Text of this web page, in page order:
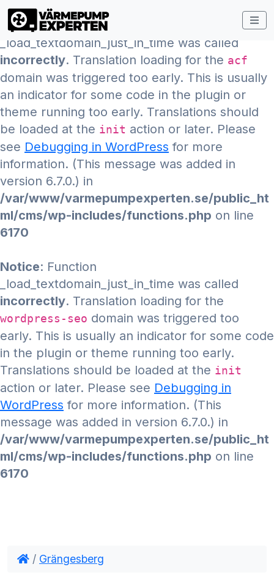
Notice: Function
_load_textdomain_just_in_time was called
incorrectly. Translation loading for the acf
domain was triggered too early. This is usually
an indicator for some code in the plugin or
theme running too early. Translations should
be loaded at the init action or later. Please
see Debugging in WordPress for more
information. (This message was added in
version 6.7.0.) in
/var/www/varmepumpexperten.se/public_ht
ml/cms/wp-includes/functions.php on line
6170
Notice: Function
_load_textdomain_just_in_time was called
incorrectly. Translation loading for the
wordpress-seo domain was triggered too
early. This is usually an indicator for some code
in the plugin or theme running too early.
Translations should be loaded at the init
action or later. Please see Debugging in
WordPress for more information. (This
message was added in version 6.7.0.) in
/var/www/varmepumpexperten.se/public_ht
ml/cms/wp-includes/functions.php on line
6170
/ Grängesberg